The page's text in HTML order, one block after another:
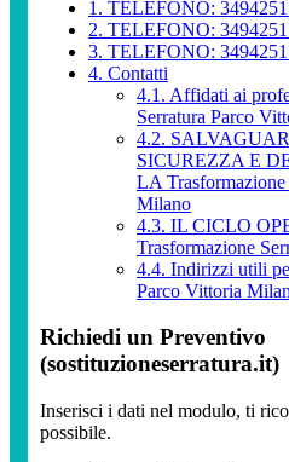
1. TELEFONO:
2. TELEFONO:
3. TELEFONO:
4. Contatti
4.1. Affidati ai
Serratura Parco
4.2.
SICUREZZA E
LA
Milano
4.3. IL CICLO
Trasformazione
4.4. Indirizzi utili
Parco Vittoria
Richiedi un Preventivo
(sostituzioneserratura.it)
Inserisci i dati nel modulo, ti
possibile.